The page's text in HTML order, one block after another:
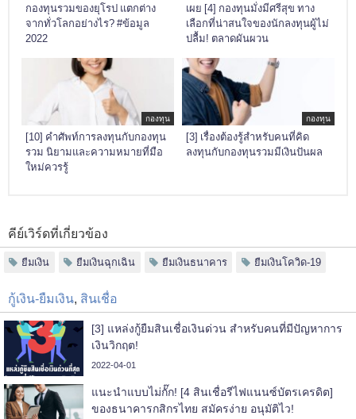
กองทุนรวมของยุโรป แตกต่าง
จากทั่วโลกอย่างไร? #ข้อมูล
2022
เผย [4] กองทุนมั่งมีศรีสุข ทาง
เลือกที่น่าสนใจของนักลงทุนผู้ไม่
ปลื้ม! ตลาดผันผวน
กองทุน
[10] คำศัพท์การลงทุนกับกองทุน
รวม นิยามและความหมายที่มือ
ใหม่ควรรู้
กองทุน
[3] เรื่องต้องรู้สำหรับคนที่คิด
ลงทุนกับกองทุนรวมมีเงินปันผล
คีย์เวิร์ดที่เกี่ยวข้อง
ยืมเงิน ยืมเงินฉุกเฉิน ยืมเงินธนาคาร ยืมเงินโควิด-19
กู้เงิน-ยืมเงิน สินเชื่อ
[3] แหล่งกู้ยืมสินเชื่อเงินด่วน สำหรับคนที่มีปัญหาการ
เงินวิกฤต!
2022-04-01
แนะนำแบบไม่กั๊ก! [4 สินเชื่อรีไฟแนนซ์บัตรเครดิต]
ของธนาคารกสิกรไทย สมัครง่าย อนุมัติไว!